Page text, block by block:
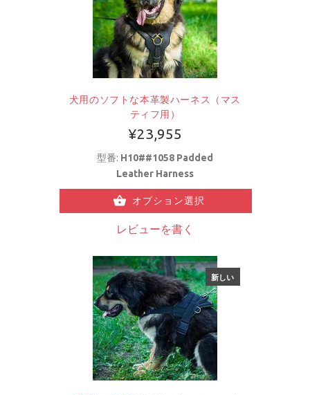
犬用のソフトな本革製ハーネス（マス
ティフ用）
¥23,955
型番: H10##1058 Padded
Leather Harness
オプション選択
レビューを書く
新しい